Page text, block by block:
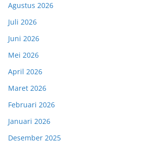
Agustus 2026
Juli 2026
Juni 2026
Mei 2026
April 2026
Maret 2026
Februari 2026
Januari 2026
Desember 2025